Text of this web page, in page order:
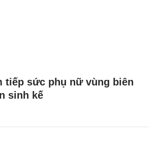
tiếp sức phụ nữ vùng biên
sinh kế